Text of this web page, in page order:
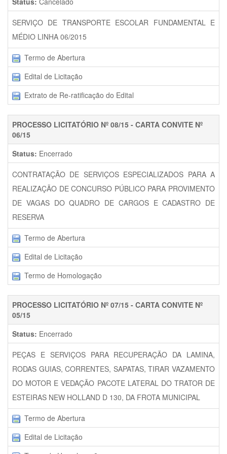
SERVIÇO DE TRANSPORTE ESCOLAR FUNDAMENTAL E
MÉDIO LINHA 06/2015
Termo de Abertura
Edital de Licitação
Extrato de Re-ratificação do Edital
PROCESSO LICITATÓRIO Nº 08/15 - CARTA CONVITE Nº
06/15
Status: Encerrado
CONTRATAÇÃO DE SERVIÇOS ESPECIALIZADOS PARA A
REALIZAÇÃO DE CONCURSO PÚBLICO PARA PROVIMENTO
DE VAGAS DO QUADRO DE CARGOS E CADASTRO DE
RESERVA
Termo de Abertura
Edital de Licitação
Termo de Homologação
PROCESSO LICITATÓRIO Nº 07/15 - CARTA CONVITE Nº
05/15
Status: Encerrado
PEÇAS E SERVIÇOS PARA RECUPERAÇÃO DA LAMINA,
RODAS GUIAS, CORRENTES, SAPATAS, TIRAR VAZAMENTO
DO MOTOR E VEDAÇÃO PACOTE LATERAL DO TRATOR DE
ESTEIRAS NEW HOLLAND D 130, DA FROTA MUNICIPAL
Termo de Abertura
Edital de Licitação